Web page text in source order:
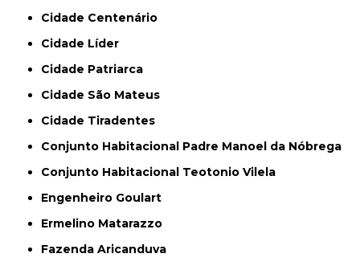
Cidade Centenário
Cidade Líder
Cidade Patriarca
Cidade São Mateus
Cidade Tiradentes
Conjunto Habitacional Padre Manoel da Nóbrega
Conjunto Habitacional Teotonio Vilela
Engenheiro Goulart
Ermelino Matarazzo
Fazenda Aricanduva